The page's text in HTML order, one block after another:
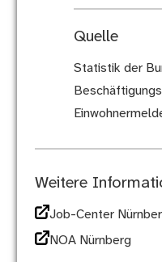
Quelle
Statistik der
Weitere
Job-Center
NOA Nürnberg